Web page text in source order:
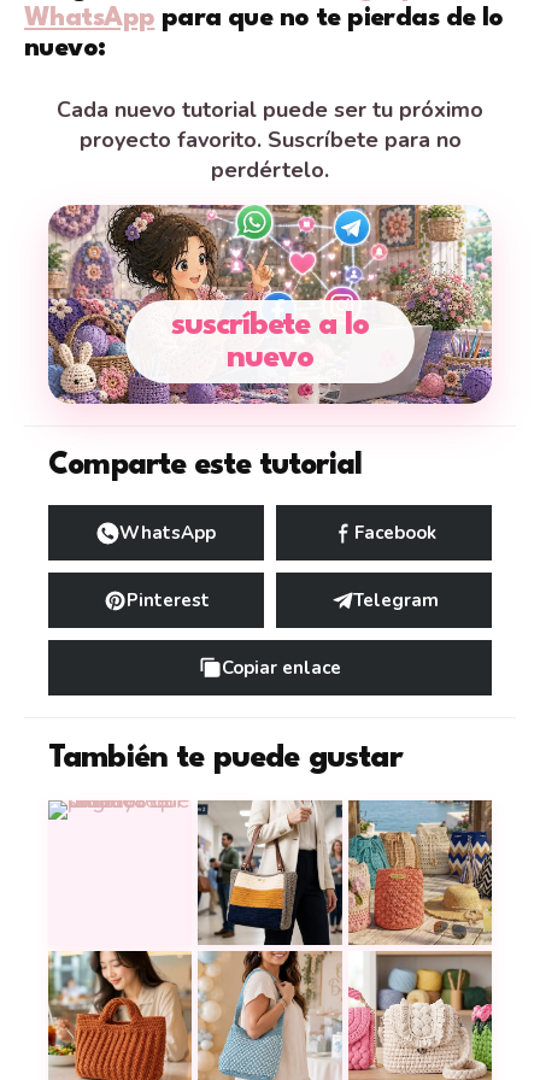
WhatsApp para que no te pierdas de lo
nuevo:
Cada nuevo tutorial puede ser tu próximo
proyecto favorito. Suscríbete para no
perdértelo.
suscríbete a lo
nuevo
Comparte este tutorial
WhatsApp Facebook
Pinterest Telegram
Copiar enlace
También te puede gustar
Una tote bag a crochet tan linda y práctica que
Teje el moderno y elegante
17 mochilas a